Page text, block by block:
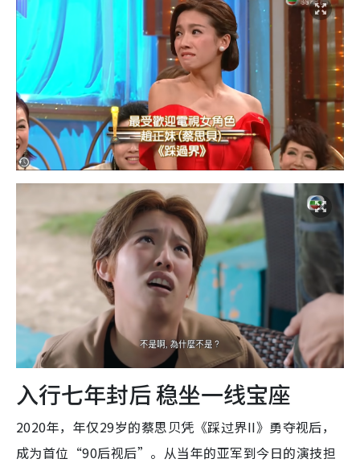
入行七年封后 稳坐一线宝座
2020年，年仅29岁的蔡思贝凭《踩过界II》勇夺视后，
成为首位“90后视后”。从当年的亚军到今日的演技担